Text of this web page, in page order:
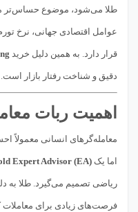
طلا می‌شود، موضوع حساس‌تر
عوامل اقتصادی جهانی، نرخ
قرار دارد. به همین دلیل خرید
دقیق و شناخت رفتار بازار است.
اهمیت ربات
معامله‌گرهای انسانی معمولاً
اما یک Expert Advisor (EA)
ریاضی تصمیم می‌گیرد. طلا به
فرصت‌های زیادی برای معاملات